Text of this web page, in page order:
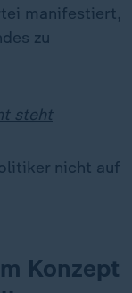
manifestiert,
zu
steht
nicht auf
Konzept